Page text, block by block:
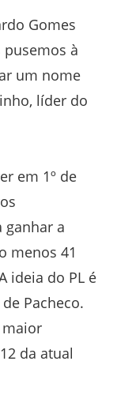
Gomes
à
um nome
líder do
em 1º de
ganhar a
menos 41
ideia do PL é
Pacheco.
maior
da atual